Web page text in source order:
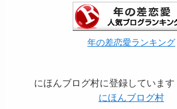
年の差恋愛ランキング
にほんブログ村に登録しています
にほんブログ村